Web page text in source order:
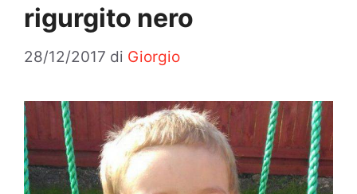
rigurgito nero
28/12/2017 di Giorgio